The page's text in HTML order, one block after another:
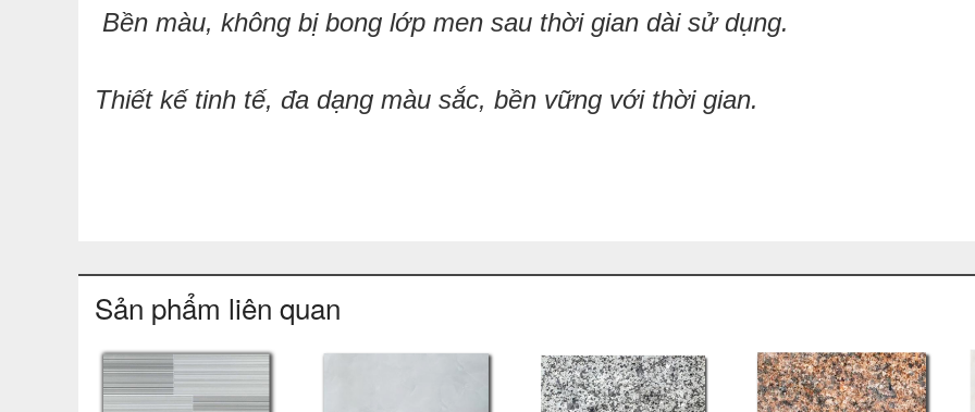
Bền màu, không bị bong lớp men sau thời gian dài sử dụng.
Thiết kế tinh tế, đa dạng màu sắc, bền vững với thời gian.
Sản phẩm liên quan